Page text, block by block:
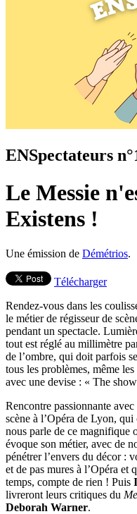
ENSpectateurs
Le Messie
Existens !
Une émission de Démétrios.
Télécharger
Rendez-vous dans les
le métier de régisseur de
pendant un spectacle.
tout est réglé au millimètre
de l’ombre, qui doit parfois
tous les problèmes, même
avec une devise : « The
Rencontre passionnante avec
scène à l’Opéra de Lyon,
nous parle de ce
évoque son métier, avec de
pénétrer l’envers du décor :
et de pas mures à l’Opéra et
temps, compte de rien ! Puis
livreront leurs critiques du
Deborah Warner.